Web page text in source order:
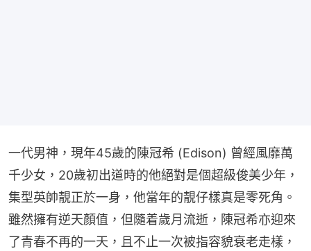
一代男神，現年45歲的陳冠希 (Edison) 曾經風靡萬
千少女，20歲初出道時的他絕對是個超級俊美少年，
集型英帥靚正於一身，他當年的靚仔樣真是零死角。
雖然擁有逆天顏值，但隨着歲月流逝，陳冠希亦迎來
了青春不再的一天，且不止一次被指容貌衰老走樣，